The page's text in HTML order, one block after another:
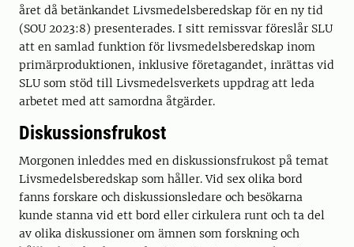
året då betänkandet Livsmedelsberedskap för en ny tid
(SOU 2023:8) presenterades. I sitt remissvar föreslår SLU
att en samlad funktion för livsmedelsberedskap inom
primärproduktionen, inklusive företagandet, inrättas vid
SLU som stöd till Livsmedelsverkets uppdrag att leda
arbetet med att samordna åtgärder.
Diskussionsfrukost
Morgonen inleddes med en diskussionsfrukost på temat
Livsmedelsberedskap som håller. Vid sex olika bord
fanns forskare och diskussionsledare och besökarna
kunde stanna vid ett bord eller cirkulera runt och ta del
av olika diskussioner om ämnen som forskning och